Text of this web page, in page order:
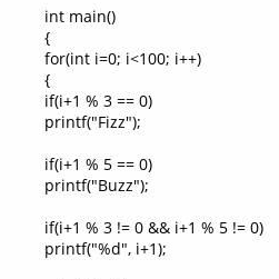
int main()
{
for(int i=0; i<100; i++)
{
if(i+1 % 3 == 0)
printf("Fizz");
if(i+1 % 5 == 0)
printf("Buzz");
if(i+1 % 3 != 0 && i+1 % 5 != 0)
printf("%d", i+1);